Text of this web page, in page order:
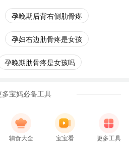
孕晚期后背右侧肋骨疼
孕妇右边肋骨疼是女孩
孕晚期肋骨疼是女孩吗
多宝妈必备工具
辅食大全 宝宝看 更多工具